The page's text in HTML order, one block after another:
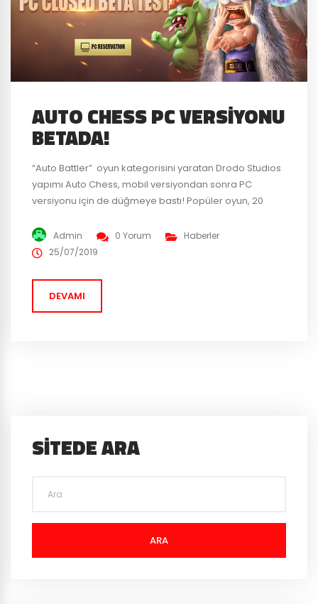
AUTO CHESS PC VERSIYONU
BETADA!
“Auto Battler” oyun kategorisini yaratan Drodo Studios
yapımı Auto Chess, mobil versiyondan sonra PC
versiyonu için de düğmeye bastı! Popüler oyun, 20
betaya başladı. Geçtiğimiz aylarda yayınladığımız bir
haberimizde Drodo’nun, oyunun PC versiyonu için
bahsetmiştik. Peki kapalı betaya kimler erişebildi ?...
Admin 0 Yorum
Haberler
25/07/2019
DEVAMI
SITEDE ARA
ARA